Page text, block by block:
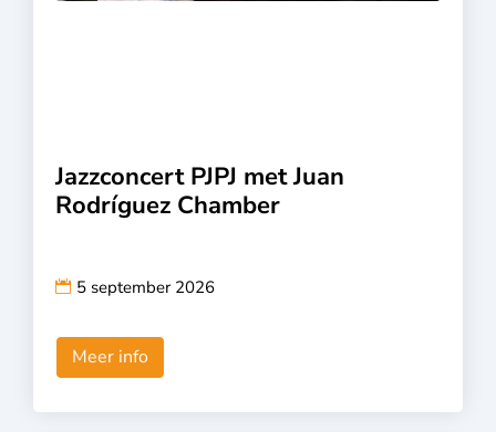
Jazzconcert PJPJ met Juan
Rodríguez Chamber
5 september 2026
Meer info